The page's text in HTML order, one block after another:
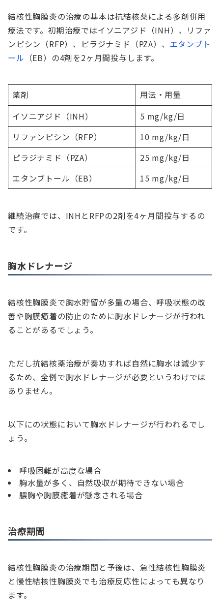
結核性胸膜炎の治療の基本は抗結核薬による多剤併用
療法です。初期治療ではイソニアジド（INH）、リファ
ンピシン（RFP）、ピラジナミド（PZA）、 エタンブト
ール （EB）の4剤を2ヶ月間投与します。
薬剤
用法・用量
イソニアジド（INH）
5 mg/kg/日
リファンピシン（RFP）
10 mg/kg/日
ピラジナミド（PZA）
25 mg/kg/日
エタンブトール（EB）
15 mg/kg/日
継続治療では、INHとRFPの2剤を4ヶ月間投与するの
です。
胸水ドレナージ
結核性胸膜炎で胸水貯留が多量の場合、呼吸状態の改
善や胸膜癒着の防止のために胸水ドレナージが行われ
ることがあるでしょう。
ただし抗結核薬治療が奏功すれば自然に胸水は減少す
るため、全例で胸水ドレナージが必要というわけでは
ありません。
以下にの状態において胸水ドレナージが行われるでし
ょう。
呼吸困難が高度な場合
胸水量が多く、自然吸収が期待できない場合
膿胸や胸膜癒着が懸念される場合
治療期間
結核性胸膜炎の治療期間と予後は、急性結核性胸膜炎
と慢性結核性胸膜炎でも治療反応性によっても異なり
ます。